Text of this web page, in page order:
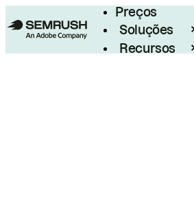
Preços
Soluções
Recursos